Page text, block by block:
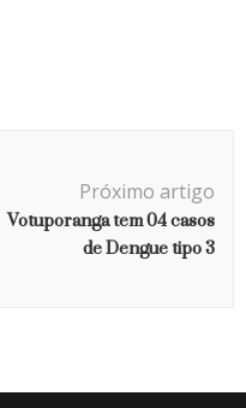
Próximo artigo
Votuporanga tem 04 casos
de Dengue tipo 3